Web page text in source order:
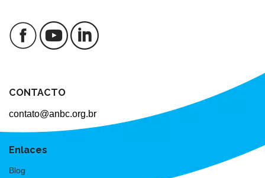
CONTACTO
contato@anbc.org.br
Enlaces
Blog